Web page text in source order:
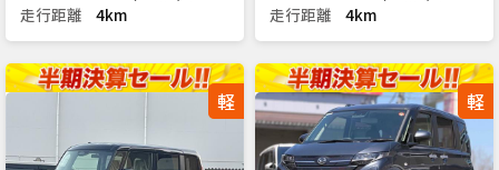
走行距離
4km
走行距離
4km
軽 軽